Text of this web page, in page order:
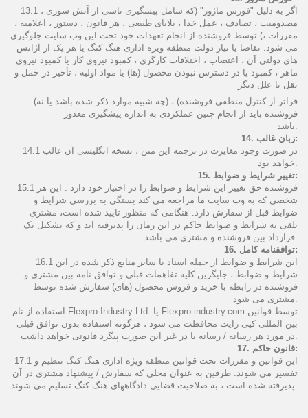
13.1 اگر به دلیل "فورس ماژور" (که شامل پیشگیری ناشی از آتش سوزی ،
مصدومیت ، تصادف ، عمل خدا ، بلایای طبیعی ، هر قانون ، دستور ، اعلامیه ،
مقررات ،) توسط فروشنده از انجام تعهدات خود تحت این وب سایت جلوگیری
می شود. تقاضا یا نیاز دولت منطقه ویژه اداری هنگ کنگ یا هر یک از آژانس
های دولتی آن ، اعتصاب ، اختلافات کارگری ، کمبود نیروی کار یا کمبود نیروی
ماهر ، کمبود یا در دسترس نبودن محصول (ها) یا مواد اولیه ، تأخیر در حمل و
نقل یا علل دیگر
(چه شبیه موارد ذکر شده باشد یا نه) فراتر از کنترل منطقی فروشنده) ،
فروشنده باید از انجام چنین عملکردی به اندازه پیشگیری معذور
باشد.
14. زبان غالب:
14.1 در صورت وجود مغایرت در ترجمه این متن ، نسخه انگلیسی آن غالب
خواهد بود.
15. تغییر شرایط و ضوابط:
15.1 فروشنده حق تغییر این شرایط و ضوابط را در اختیار خود دارد . این هر
شخصی که به وب سایت ما مراجعه می کند بستگی به بررسی شرایط و
ضوابط قبل از سفارش دارد. هنگامی که منظور تایید شده است، مشتری
تلقی به شرایط و ضوابط حاکم در این زمان را پذیرفته اند و که تشکیل یک
قرارداد بین فروشنده و مشتری می باشد.
16. توافقنامه کامل:
16.1 این شرایط و ضوابط از جمله اسناد یا سایر منابع ذکر شده در این
شرایط و ضوابط ، جایگزین کلیه تفاهمات قبلی و توافق نامه بین مشتری و
فروشنده در رابطه با خرید و فروش محصول (های) سفارش شده توسط
مشتری می شود.
استفاده از نام Flexpro Industry Ltd. یا Flexpro-industry.com توسط قوانین
بین المللی کپی رایت محافظت می شود ، هرگونه استفاده بدون توافق قبلی
در مورد هر رسانه / رسانه یا در غیر این صورت پیگرد قانونی خواهد داشت.
17. قانون حاکم:
17.1 این قوانین و مقررات تحت قوانین منطقه ویژه اداری هنگ کنگ تنظیم و
تفسیر می شوند. طرفین به عنوان محلی که سفارش / پیشنهاد مشتری در آن
پذیرفته شده است ، به صلاحیت قضایی دادگاههای هنگ کنگ تسلیم می شوند.